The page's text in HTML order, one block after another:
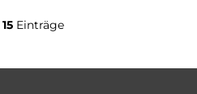
15Einträge